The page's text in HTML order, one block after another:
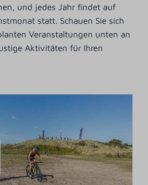
und jedes Jahr findet auf
statt. Schauen Sie sich
Veranstaltungen unten an
Aktivitäten für Ihren